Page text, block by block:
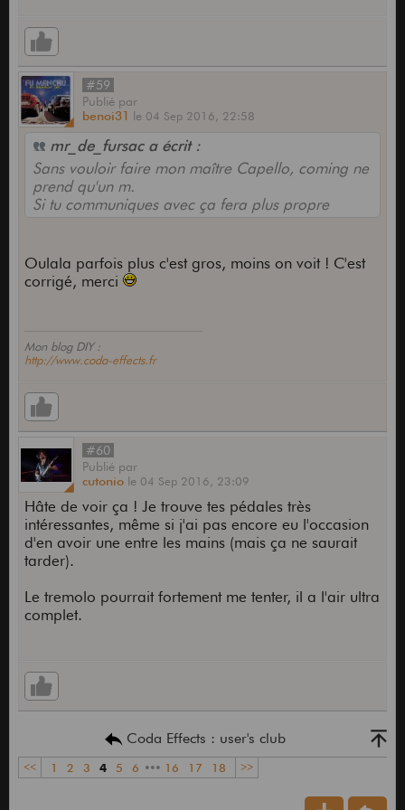
#59
Publié par
benoi31 le 04 Sep 2016, 22:58
mr_de_fursac a écrit :
Sans vouloir faire mon maître Capello, coming ne
prend qu'un m.
Si tu communiques avec ça fera plus propre
Oulala parfois plus c'est gros, moins on voit ! C'est
corrigé, merci
Mon blog DIY :
http://www.coda-effects.fr
#60
Publié par
cutonio le 04 Sep 2016, 23:09
Hâte de voir ça ! Je trouve tes pédales très
intéressantes, même si j'ai pas encore eu l'occasion
d'en avoir une entre les mains (mais ça ne saurait
tarder).
Le tremolo pourrait fortement me tenter, il a l'air ultra
complet.
Coda Effects : user's club
<< 1 2 3 4 5 6 ••• 16 17 18 >>